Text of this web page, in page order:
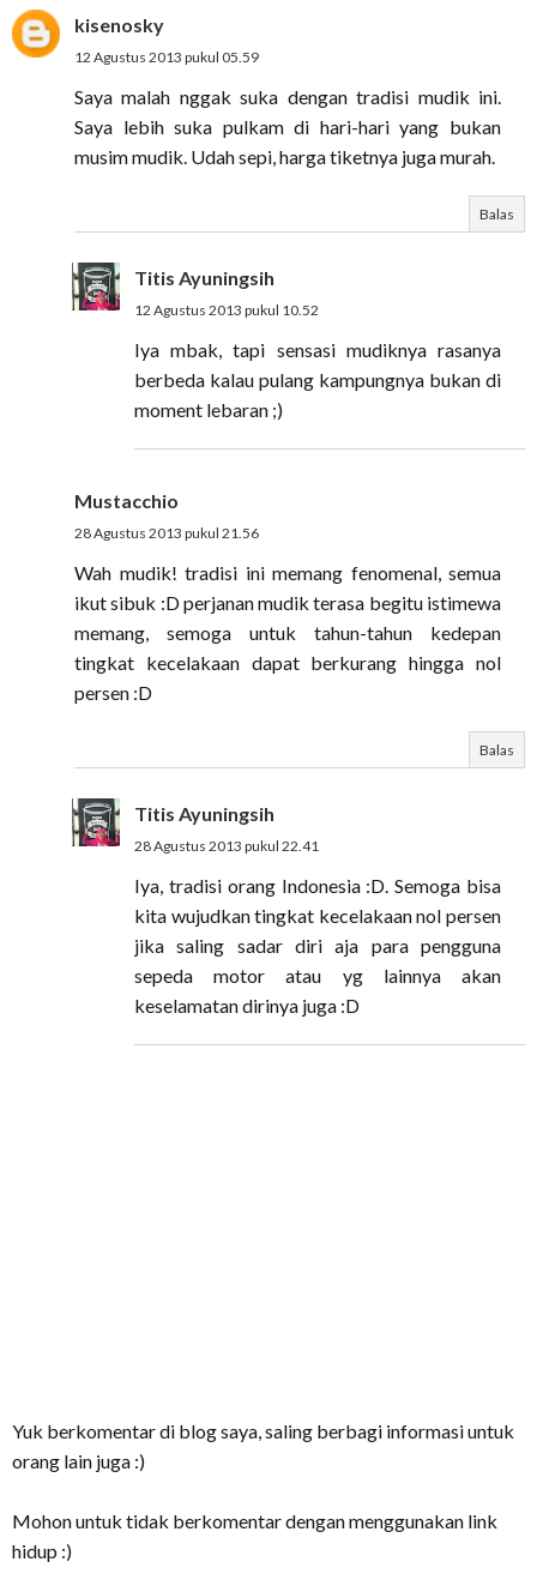
kisenosky
12 Agustus 2013 pukul 05.59
Saya malah nggak suka dengan tradisi mudik ini.
Saya lebih suka pulkam di hari-hari yang bukan
musim mudik. Udah sepi, harga tiketnya juga murah.
Balas
Titis Ayuningsih
12 Agustus 2013 pukul 10.52
Iya mbak, tapi sensasi mudiknya rasanya
berbeda kalau pulang kampungnya bukan di
moment lebaran ;)
Mustacchio
28 Agustus 2013 pukul 21.56
Wah mudik! tradisi ini memang fenomenal, semua
ikut sibuk :D perjanan mudik terasa begitu istimewa
memang, semoga untuk tahun-tahun kedepan
tingkat kecelakaan dapat berkurang hingga nol
persen :D
Balas
Titis Ayuningsih
28 Agustus 2013 pukul 22.41
Iya, tradisi orang Indonesia :D. Semoga bisa
kita wujudkan tingkat kecelakaan nol persen
jika saling sadar diri aja para pengguna
sepeda motor atau yg lainnya akan
keselamatan dirinya juga :D
Yuk berkomentar di blog saya, saling berbagi informasi untuk
orang lain juga :)
Mohon untuk tidak berkomentar dengan menggunakan link
hidup :)